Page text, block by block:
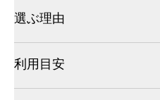
選ぶ理由
利用目安